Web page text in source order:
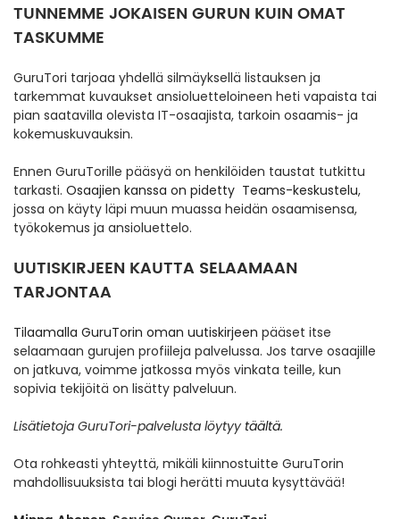
TUNNEMME JOKAISEN GURUN KUIN OMAT
TASKUMME
GuruTori tarjoaa yhdellä silmäyksellä listauksen ja
tarkemmat kuvaukset ansioluetteloineen heti vapaista tai
pian saatavilla olevista IT-osaajista, tarkoin osaamis- ja
kokemuskuvauksin.
Ennen GuruTorille pääsyä on henkilöiden taustat tutkittu
tarkasti. Osaajien kanssa on pidetty Teams-keskustelu,
jossa on käyty läpi muun muassa heidän osaamisensa,
työkokemus ja ansioluettelo.
UUTISKIRJEEN KAUTTA SELAAMAAN
TARJONTAA
Tilaamalla GuruTorin oman uutiskirjeen pääset itse
selaamaan gurujen profiileja palvelussa. Jos tarve osaajille
on jatkuva, voimme jatkossa myös vinkata teille, kun
sopivia tekijöitä on lisätty palveluun.
Lisätietoja GuruTori-palvelusta löytyy täältä.
Ota rohkeasti yhteyttä, mikäli kiinnostuitte GuruTorin
mahdollisuuksista tai blogi herätti muuta kysyttävää!